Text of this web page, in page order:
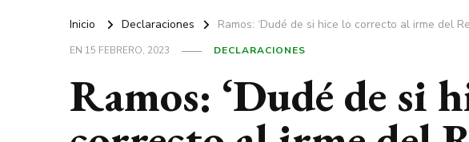
Inicio Declaraciones Ramos: ‘Dudé de si hice lo correcto al irme del
EN 15 FEBRERO, 2023 DECLARACIONES
Ramos: ‘Dudé de si